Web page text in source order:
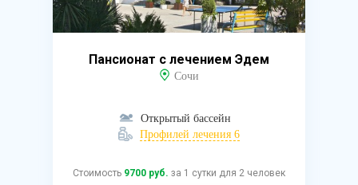
Пансионат с лечением Эдем
Сочи
Открытый бассейн
Профилей лечения 6
Стоимость 9700 руб. за 1 сутки для 2 человек